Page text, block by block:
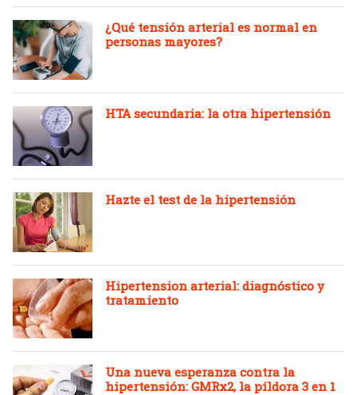
¿Qué tensión arterial es normal en
personas mayores?
HTA secundaria: la otra hipertensión
Hazte el test de la hipertensión
Hipertension arterial: diagnóstico y
tratamiento
Una nueva esperanza contra la
hipertensión: GMRx2, la píldora 3 en 1